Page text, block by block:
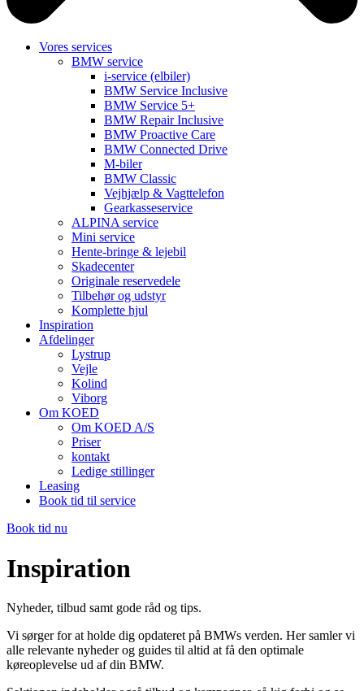
Vores services
BMW service
i-service (elbiler)
BMW Service Inclusive
BMW Service 5+
BMW Repair Inclusive
BMW Proactive Care
BMW Connected Drive
M-biler
BMW Classic
Vejhjælp & Vagttelefon
Gearkasseservice
ALPINA service
Mini service
Hente-bringe & lejebil
Skadecenter
Originale reservedele
Tilbehør og udstyr
Komplette hjul
Inspiration
Afdelinger
Lystrup
Vejle
Kolind
Viborg
Om KOED
Om KOED A/S
Priser
kontakt
Ledige stillinger
Leasing
Book tid til service
Book tid nu
Inspiration
Nyheder, tilbud samt gode råd og tips.
Vi sørger for at holde dig opdateret på BMWs verden. Her samler vi
alle relevante nyheder og guides til altid at få den optimale
køreoplevelse ud af din BMW.